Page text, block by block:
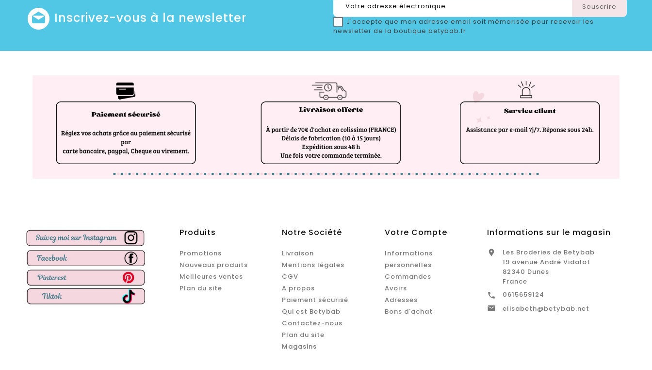
Inscrivez-vous à la newsletter
J'accepte que mon adresse email soit mémorisée pour recevoir les
newsletter de la boutique betybab.fr
Produits
Promotions
Nouveaux produits
Meilleures ventes
Plan du site
Notre Société
Livraison
Mentions légales
CGV
A propos
Paiement sécurisé
Qui est Betybab
Contactez-nous
Plan du site
Magasins
Votre Compte
Informations
personnelles
Commandes
Avoirs
Adresses
Bons d'achat
Informations sur le magasin

Les Broderies de Betybab
19 avenue André Vidalot
82340 Dunes
France
 0615659124
 elisabeth@betybab.net